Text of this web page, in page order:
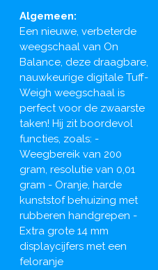
Algemeen:
Een nieuwe, verbeterde
weegschaal van On
Balance, deze draagbare,
nauwkeurige digitale Tuff-
Weigh weegschaal is
perfect voor de zwaarste
taken! Hij zit boordevol
functies, zoals: -
Weegbereik van 200
gram, resolutie van 0,01
gram - Oranje, harde
kunststof behuizing met
rubberen handgrepen -
Extra grote 14 mm
displaycijfers met een
feloranje